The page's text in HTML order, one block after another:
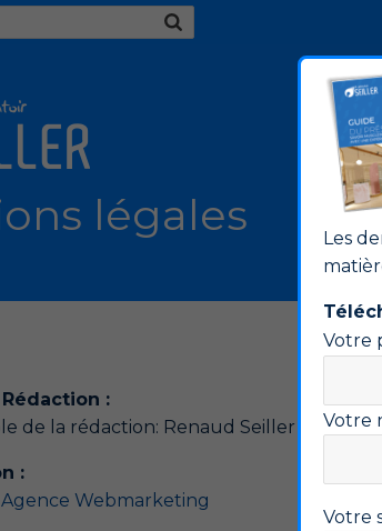
légales
:
de la rédaction: Renaud Seiller
:
Webmarketing
Les
Votre
Votre
Votre